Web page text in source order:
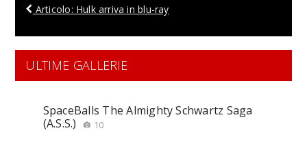
Articolo: Hulk arriva in blu-ray
ULTIME GALLERIE
SpaceBalls The Almighty Schwartz Saga
(A.S.S.)
10